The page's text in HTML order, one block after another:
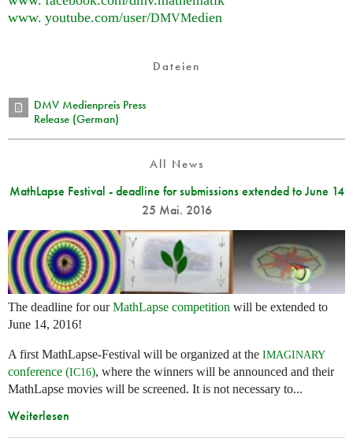
www. youtube.com/user/DMVMedien
Dateien
DMV Medienpreis Press
Release (German)
All News
MathLapse Festival - deadline for submissions extended to June 14
25 Mai. 2016
The deadline for ourMathLapse competition will be extended to
June 14, 2016!
A first MathLapse-Festival will be organized at the IMAGINARY
conference (IC16), where the winners will be announced and their
MathLapse movies will be screened. It is not necessary to...
Weiterlesen